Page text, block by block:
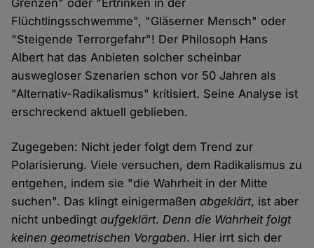
Grenzen" oder "Ertrinken in der
Flüchtlingsschwemme", "Gläserner Mensch" oder
"Steigende Terrorgefahr"! Der Philosoph Hans
Albert hat das Anbieten solcher scheinbar
auswegloser Szenarien schon vor 50 Jahren als
"Alternativ-Radikalismus" kritisiert. Seine Analyse ist
erschreckend aktuell geblieben.
Zugegeben: Nicht jeder folgt dem Trend zur
Polarisierung. Viele versuchen, dem Radikalismus zu
entgehen, indem sie "die Wahrheit in der Mitte
suchen". Das klingt einigermaßenabgeklärt, ist aber
nicht unbedingtaufgeklärt.Denn die Wahrheit folgt
keinen geometrischen Vorgaben. Hier irrt sich der